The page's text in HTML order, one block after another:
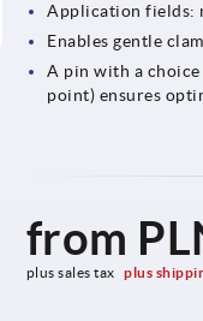
Application fields:
Enables gentle
A pin with a
point) ensures
from
plus sales tax plus